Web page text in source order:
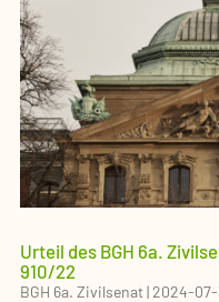
Urteil des BGH 6a.
910/22
BGH 6a. Zivilsenat|2024-07-